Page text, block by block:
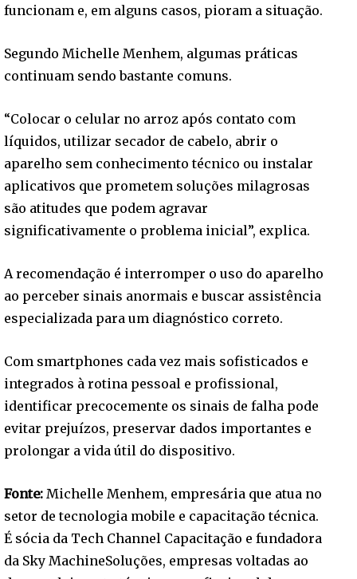
funcionam e, em alguns casos, pioram a situação.
Segundo Michelle Menhem, algumas práticas
continuam sendo bastante comuns.
“Colocar o celular no arroz após contato com
líquidos, utilizar secador de cabelo, abrir o
aparelho sem conhecimento técnico ou instalar
aplicativos que prometem soluções milagrosas
são atitudes que podem agravar
significativamente o problema inicial”, explica.
A recomendação é interromper o uso do aparelho
ao perceber sinais anormais e buscar assistência
especializada para um diagnóstico correto.
Com smartphones cada vez mais sofisticados e
integrados à rotina pessoal e profissional,
identificar precocemente os sinais de falha pode
evitar prejuízos, preservar dados importantes e
prolongar a vida útil do dispositivo.
Fonte: Michelle Menhem, empresária que atua no
setor de tecnologia mobile e capacitação técnica.
É sócia da Tech Channel Capacitação e fundadora
da Sky MachineSoluções, empresas voltadas ao